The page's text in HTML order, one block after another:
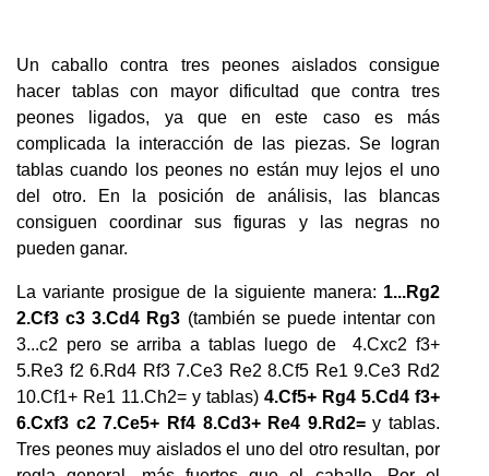
Un caballo contra tres peones aislados consigue
hacer tablas con mayor dificultad que contra tres
peones ligados, ya que en este caso es más
complicada la interacción de las piezas. Se logran
tablas cuando los peones no están muy lejos el uno
del otro. En la posición de análisis, las blancas
consiguen coordinar sus figuras y las negras no
pueden ganar.
La variante prosigue de la siguiente manera: 1...Rg2
2.Cf3 c3 3.Cd4 Rg3 (también se puede intentar con
3...c2 pero se arriba a tablas luego de 4.Cxc2 f3+
5.Re3 f2 6.Rd4 Rf3 7.Ce3 Re2 8.Cf5 Re1 9.Ce3 Rd2
10.Cf1+ Re1 11.Ch2= y tablas) 4.Cf5+ Rg4 5.Cd4 f3+
6.Cxf3 c2 7.Ce5+ Rf4 8.Cd3+ Re4 9.Rd2=y tablas.
Tres peones muy aislados el uno del otro resultan, por